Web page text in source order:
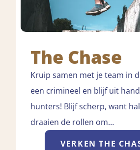
The Chase
Kruip samen met je team in
een crimineel en blijf uit
hunters! Blijf scherp, want
draaien de rollen om…
VERKENTHE